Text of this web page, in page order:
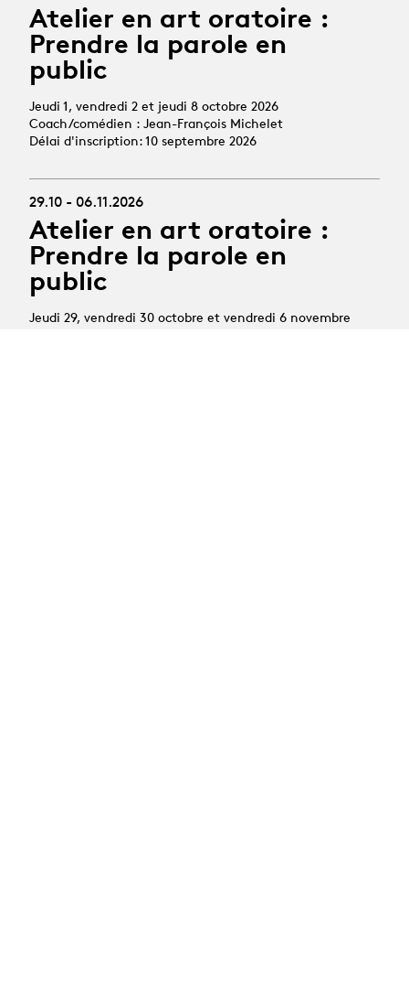
Atelier en art oratoire :
Prendre la parole en
public
Jeudi 1, vendredi 2 et jeudi 8 octobre 2026
Coach/comédien : Jean-François Michelet
Délai d'inscription: 10 septembre 2026
29.10 - 06.11.2026
Atelier en art oratoire :
Prendre la parole en
public
Jeudi 29, vendredi 30 octobre et vendredi 6 novembre